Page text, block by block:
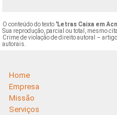
O conteúdo do texto "Letras Caixa em
Sua reprodução, parcial ou total, mesmo
Crime de violação de direito autoral –
autorais.
Home
Empresa
Missão
Serviços